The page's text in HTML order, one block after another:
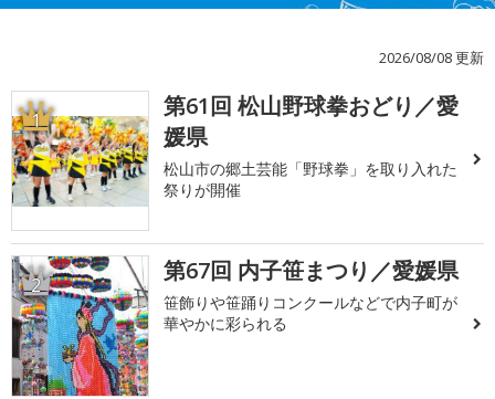
2026/08/08 更新
1
第61回 松山野球拳おどり／愛
媛県
松山市の郷土芸能「野球拳」を取り入れた
祭りが開催
2 第67回 内子笹まつり／愛媛県
笹飾りや笹踊りコンクールなどで内子町が
華やかに彩られる